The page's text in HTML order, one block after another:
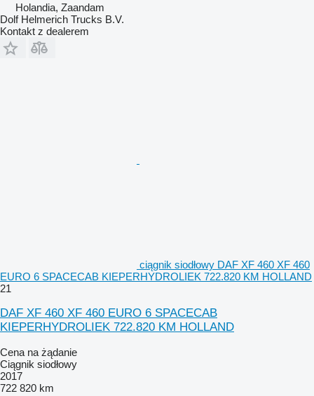
Holandia, Zaandam
Dolf Helmerich Trucks B.V.
Kontakt z dealerem
ciągnik siodłowy DAF XF 460 XF 460
EURO 6 SPACECAB KIEPERHYDROLIEK 722.820 KM HOLLAND
21
DAF XF 460 XF 460 EURO 6 SPACECAB
KIEPERHYDROLIEK 722.820 KM HOLLAND
Cena na żądanie
Ciągnik siodłowy
2017
722 820 km